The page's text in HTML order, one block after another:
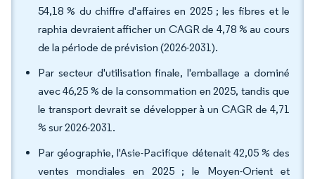
54,18 % du chiffre d'affaires en 2025 ; les fibres et le
raphia devraient afficher un CAGR de 4,78 % au cours
de la période de prévision (2026-2031).
Par secteur d'utilisation finale, l'emballage a dominé
avec 46,25 % de la consommation en 2025, tandis que
le transport devrait se développer à un CAGR de 4,71
% sur 2026-2031.
Par géographie, l'Asie-Pacifique détenait 42,05 % des
ventes mondiales en 2025 ; le Moyen-Orient et